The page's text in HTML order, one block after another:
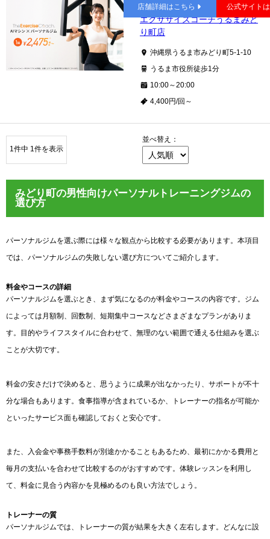
みどり町
エクササイズコーチうるまみど
り町店
沖縄県うるま市みどり町5-1-10
うるま市役所徒歩1分
10:00～20:00
4,400円/回～
店舗詳細はこちら 公式サイト
1件中 1件を表示
並べ替え：
みどり町の男性向けパーソナルトレーニングジムの
選び方
パーソナルジムを選ぶ際には様々な観点から比較する必要があります。本項目
では、パーソナルジムの失敗しない選び方についてご紹介します。
料金やコースの詳細
パーソナルジムを選ぶとき、まず気になるのが料金やコースの内容です。ジム
によっては月額制、回数制、短期集中コースなどさまざまなプランがありま
す。目的やライフスタイルに合わせて、無理のない範囲で通える仕組みを選ぶ
ことが大切です。
料金の安さだけで決めると、思うように成果が出なかったり、サポートが不十
分な場合もあります。食事指導が含まれているか、トレーナーの指名が可能か
といったサービス面も確認しておくと安心です。
また、入会金や事務手数料が別途かかることもあるため、最初にかかる費用と
毎月の支払いを合わせて比較するのがおすすめです。体験レッスンを利用し
て、料金に見合う内容かを見極めるのも良い方法でしょう。
トレーナーの質
パーソナルジムでは、トレーナーの質が結果を大きく左右します。どんなに設